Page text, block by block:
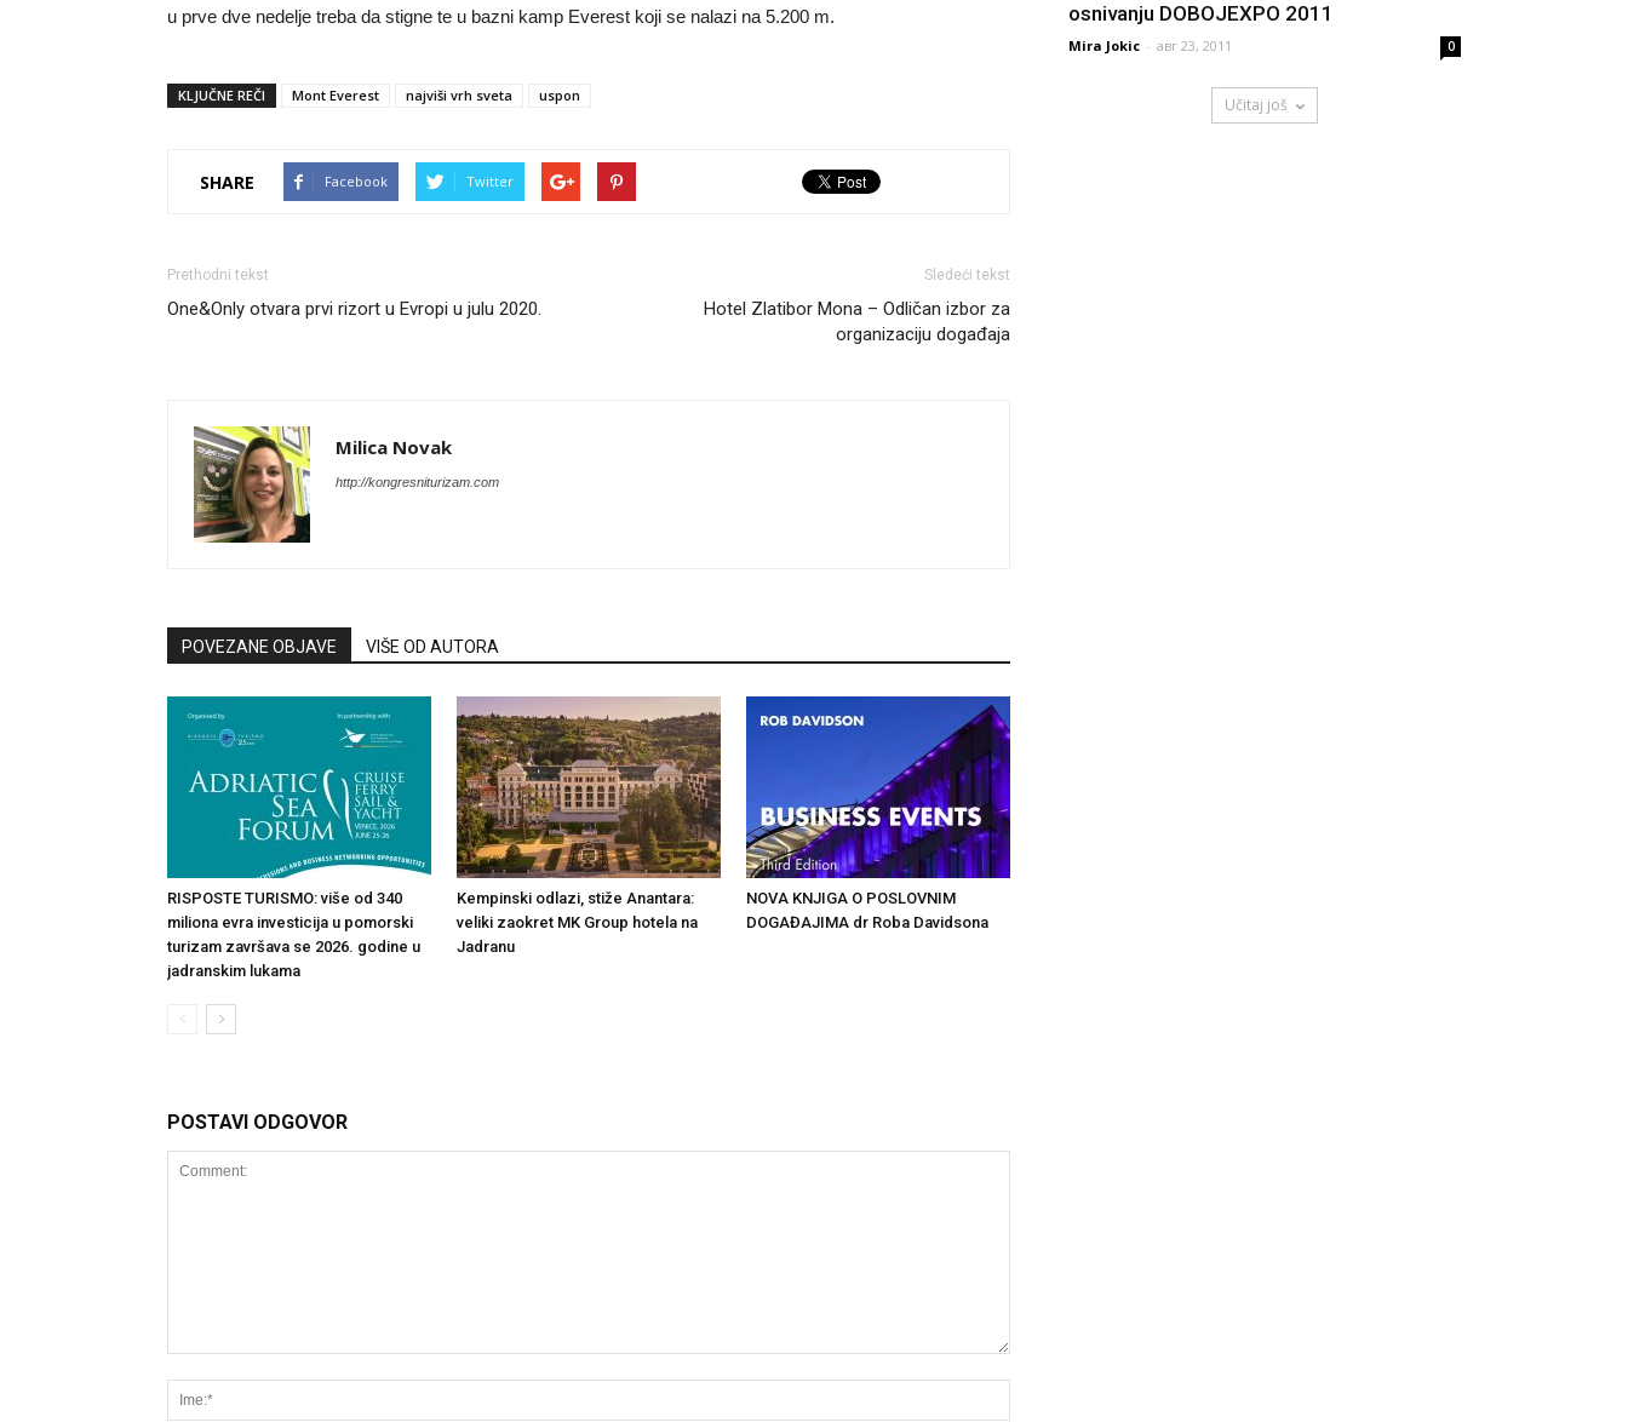
u prve dve nedelje treba da stigne te u bazni kamp Everest koji se nalazi na 5.200 m.
KLJUČNE REČI Mont Everest najviši vrh sveta uspon
SHARE Facebook Twitter
Prethodni tekst
One&Only otvara prvi rizort u Evropi u julu 2020.
Sledeći tekst
Hotel Zlatibor Mona – Odličan izbor za
organizaciju događaja
Milica Novak
http://kongresniturizam.com
POVEZANE OBJAVE VIŠE OD AUTORA
RISPOSTE TURISMO: više od 340
miliona evra investicija u pomorski
turizam završava se 2026. godine u
jadranskim lukama
Kempinski odlazi, stiže Anantara:
veliki zaokret MK Group hotela na
Jadranu
NOVA KNJIGA O POSLOVNIM
DOGAĐAJIMA dr Roba Davidsona
POSTAVI ODGOVOR
osnivanju DOBOJEXPO 2011
Mira Jokic - авг 23, 2011 0
Učitaj još